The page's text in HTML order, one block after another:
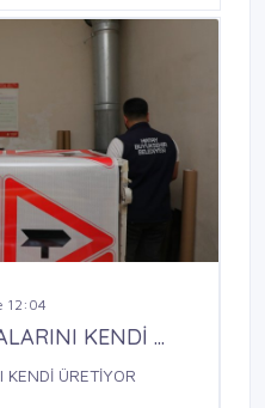
12:04
KENDİ ...
KENDİ ÜRETİYOR